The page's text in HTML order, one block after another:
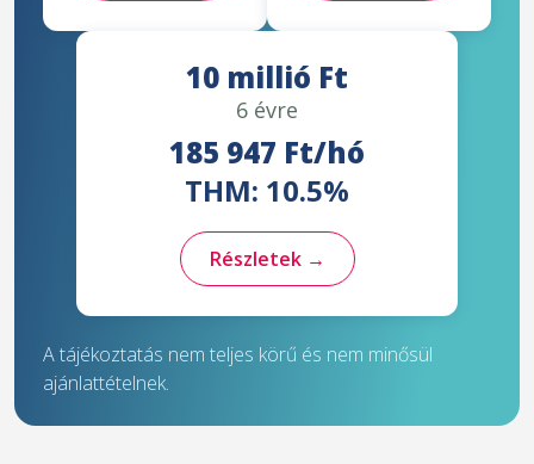
10 millió Ft
6 évre
185 947 Ft/hó
THM: 10.5%
Részletek →
A tájékoztatás nem teljes körű és nem minősül
ajánlattételnek.